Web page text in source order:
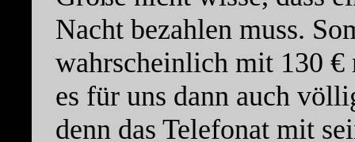
Nacht bezahlen muss.
wahrscheinlich mit 130
es für uns dann auch
denn das Telefonat mit